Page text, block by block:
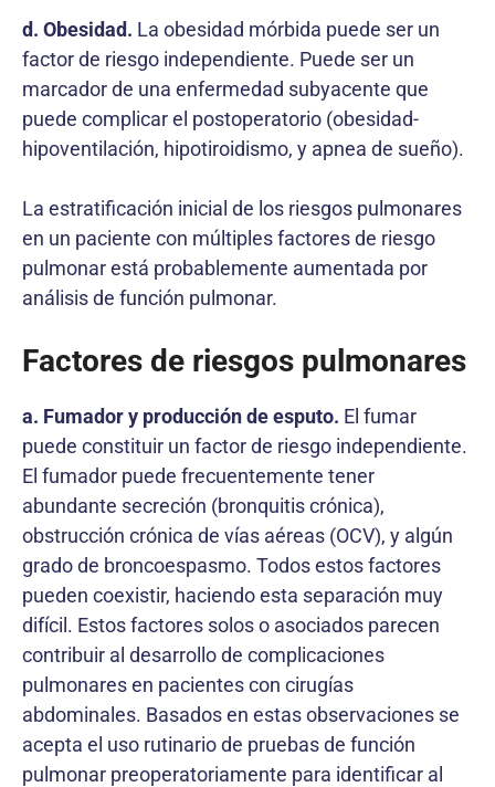
d. Obesidad. La obesidad mórbida puede ser un
factor de riesgo independiente. Puede ser un
marcador de una enfermedad subyacente que
puede complicar el postoperatorio (obesidad-
hipoventilación, hipotiroidismo, y apnea de sueño).
La estratificación inicial de los riesgos pulmonares
en un paciente con múltiples factores de riesgo
pulmonar está probablemente aumentada por
análisis de función pulmonar.
Factores de riesgos pulmonares
a. Fumador y producción de esputo. El fumar
puede constituir un factor de riesgo independiente.
El fumador puede frecuentemente tener
abundante secreción (bronquitis crónica),
obstrucción crónica de vías aéreas (OCV), y algún
grado de broncoespasmo. Todos estos factores
pueden coexistir, haciendo esta separación muy
difícil. Estos factores solos o asociados parecen
contribuir al desarrollo de complicaciones
pulmonares en pacientes con cirugías
abdominales. Basados en estas observaciones se
acepta el uso rutinario de pruebas de función
pulmonar preoperatoriamente para identificar al